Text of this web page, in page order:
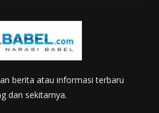
berita atau informasi terbaru
dan sekitarnya.